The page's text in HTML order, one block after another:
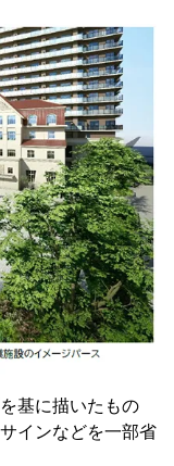
基に描いたもの
インなどを一部省